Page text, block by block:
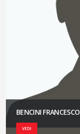
BENCINI FRANCESCO
VEDI